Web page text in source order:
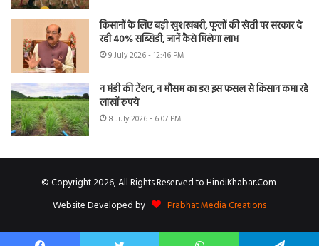
किसानों के लिए बड़ी खुशखबरी, फूलों की खेती पर सरकार दे
रही 40% सब्सिडी, जानें कैसे मिलेगा लाभ
9 July 2026 - 12:46 PM
न मंडी की टेंशन, न मौसम का डर! इस फसल से किसान कमा रहे
लाखों रुपये
8 July 2026 - 6:07 PM
© Copyright 2026, All Rights Reserved to HindiKhabar.Com
Website Developed by
Prabhat Media Creations